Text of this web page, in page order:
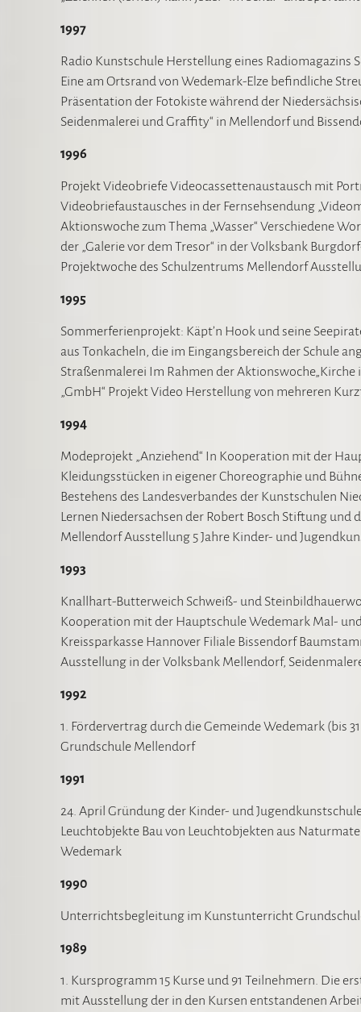
1997
Radio Kunstschule Herstellung eines
Eine am Ortsrand von Wedemark-Elze befindliche
Präsentation der Fotokiste während der
Seidenmalerei und Graffity“ in Mellendorf und
1996
Projekt Videobriefe Videocassettenaustausch mit
Videobriefaustausches in der Fernsehsendung
Aktionswoche zum Thema „Wasser“ Verschiedene
der „Galerie vor dem Tresor“ in der Volksbank
Projektwoche des Schulzentrums Mellendorf
1995
Sommerferienprojekt: Käpt’n Hook und seine
aus Tonkacheln, die im Eingangsbereich der Schule
Straßenmalerei Im Rahmen der
„GmbH“ Projekt Video Herstellung von mehreren
1994
Modeprojekt „Anziehend“ In Kooperation mit der
Kleidungsstücken in eigener Choreographie und
Bestehens des Landesverbandes der Kunstschulen
Lernen Niedersachsen der Robert Bosch Stiftung
Mellendorf Ausstellung 5 Jahre Kinder- und
1993
Knallhart-Butterweich Schweiß- und
Kooperation mit der Hauptschule Wedemark Mal-
Kreissparkasse Hannover Filiale Bissendorf
Ausstellung in der Volksbank Mellendorf,
1992
1. Fördervertrag durch die Gemeinde Wedemark (bis
Grundschule Mellendorf
1991
24. April Gründung der Kinder- und
Leuchtobjekte Bau von Leuchtobjekten aus
Wedemark
1990
Unterrichtsbegleitung im Kunstunterricht
1989
1. Kursprogramm 15 Kurse und 91 Teilnehmern. Die
mit Ausstellung der in den Kursen entstandenen